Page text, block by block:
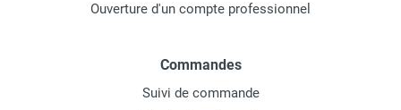
Ouverture d'un compte professionnel
Commandes
Suivi de commande